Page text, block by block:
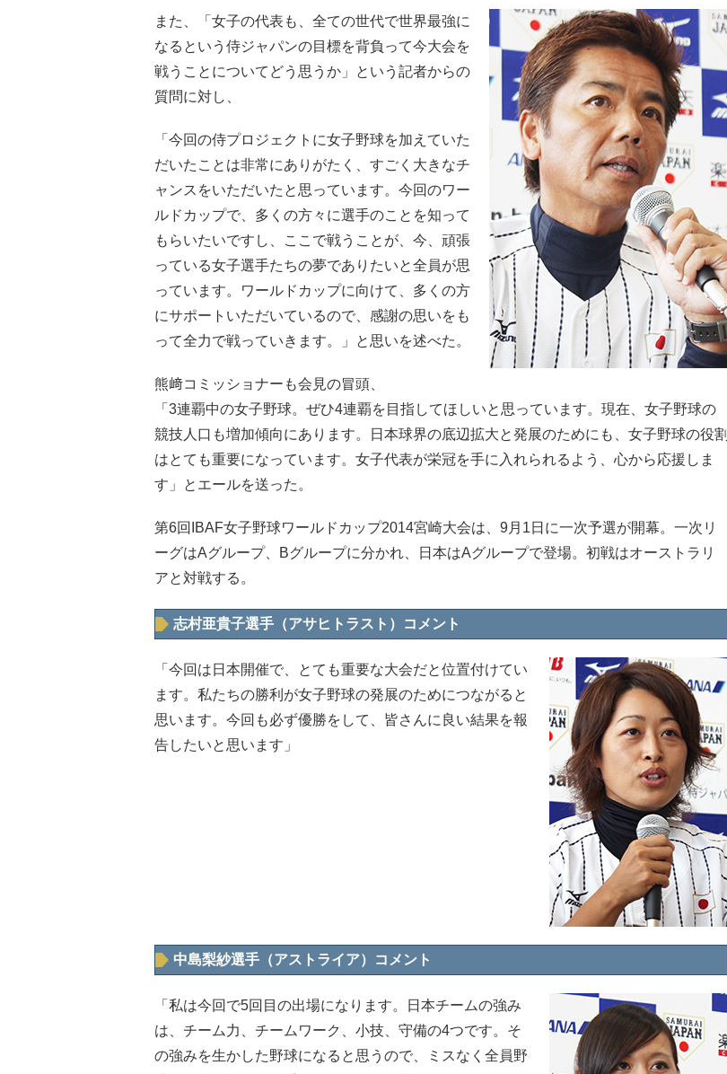
また、「女子の代表も、全ての世代で世界最強に
なるという侍ジャパンの目標を背負って今大会を
戦うことについてどう思うか」という記者からの
質問に対し、
「今回の侍プロジェクトに女子野球を加えていた
だいたことは非常にありがたく、すごく大きなチ
ャンスをいただいたと思っています。今回のワー
ルドカップで、多くの方々に選手のことを知って
もらいたいですし、ここで戦うことが、今、頑張
っている女子選手たちの夢でありたいと全員が思
っています。ワールドカップに向けて、多くの方
にサポートいただいているので、感謝の思いをも
って全力で戦っていきます。」と思いを述べた。
熊﨑コミッショナーも会見の冒頭、
「3連覇中の女子野球。ぜひ4連覇を目指してほしいと思っています。現在、女子野球の
競技人口も増加傾向にあります。日本球界の底辺拡大と発展のためにも、女子野球の役割
はとても重要になっています。女子代表が栄冠を手に入れられるよう、心から応援しま
す」とエールを送った。
第6回IBAF女子野球ワールドカップ2014宮崎大会は、9月1日に一次予選が開幕。一次リ
ーグはAグループ、Bグループに分かれ、日本はAグループで登場。初戦はオーストラリ
アと対戦する。
志村亜貴子選手（アサヒトラスト）コメント
「今回は日本開催で、とても重要な大会だと位置付けてい
ます。私たちの勝利が女子野球の発展のためにつながると
思います。今回も必ず優勝をして、皆さんに良い結果を報
告したいと思います」
中島梨紗選手（アストライア）コメント
「私は今回で5回目の出場になります。日本チームの強み
は、チーム力、チームワーク、小技、守備の4つです。そ
の強みを生かした野球になると思うので、ミスなく全員野